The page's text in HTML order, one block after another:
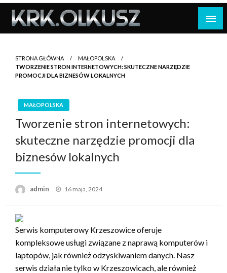
Skip
content
STRONA GŁÓWNA
MAŁOPOLSKA
TWORZENIE STRON INTERNETOWYCH: SKUTECZNE NARZĘDZIE
PROMOCJI DLA BIZNESÓW LOKALNYCH
MAŁOPOLSKA
Tworzenie stron internetowych:
skuteczne narzędzie promocji dla
biznesów lokalnych
admin
Opublikowane
16 maja, 2024
Serwis komputerowy Krzeszowice oferuje
kompleksowe usługi związane z naprawą komputerów i
laptopów, jak również odzyskiwaniem danych. Nasz
serwis działa nie tylko w Krzeszowicach, ale również